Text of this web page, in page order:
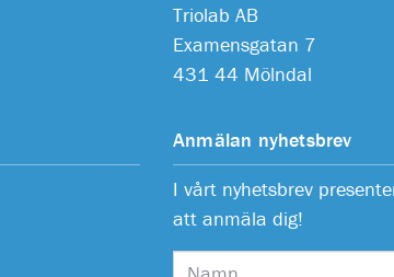
Triolab AB
Examensgatan 7
431 44 Mölndal
Anmälan nyhetsbrev
I vårt nyhetsbrev
att anmäla dig!